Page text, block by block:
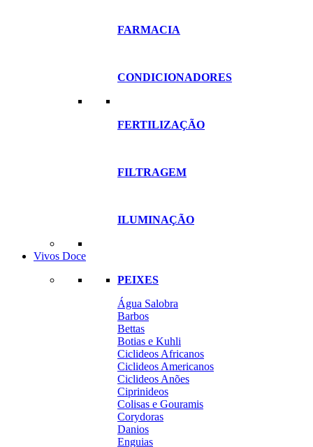
FARMACIA
CONDICIONADORES
FERTILIZAÇÃO
FILTRAGEM
ILUMINAÇÃO
Vivos Doce
PEIXES
Água Salobra
Barbos
Bettas
Botias e Kuhli
Ciclideos Africanos
Ciclideos Americanos
Ciclideos Anões
Ciprinideos
Colisas e Gouramis
Corydoras
Danios
Enguias